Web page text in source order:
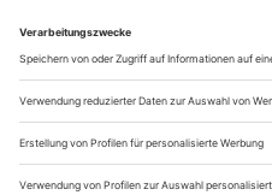
so viel am Hut hatte, entdeckt
bariton Ildebrando...
Glück im Unglück
Anna Netrebko, Piotr Beczala
Festspielglanz: Tschaikowskys